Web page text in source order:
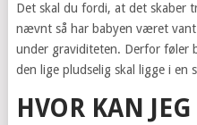
Det skal du fordi, at det skaber
nævnt så har babyen været
under graviditeten. Derfor føler
den lige pludselig skal ligge i en
HVOR KAN